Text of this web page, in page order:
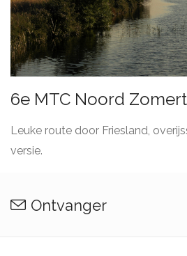
6e MTC Noord
Leuke route door Friesland,
versie.
Ontvanger